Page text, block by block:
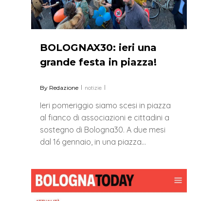
BOLOGNAX30: ieri una
grande festa in piazza!
By Redazione notizie
Ieri pomeriggio siamo scesi in piazza
al fianco di associazioni e cittadini a
sostegno di Bologna30. A due mesi
dal 16 gennaio, in una piazza…
0